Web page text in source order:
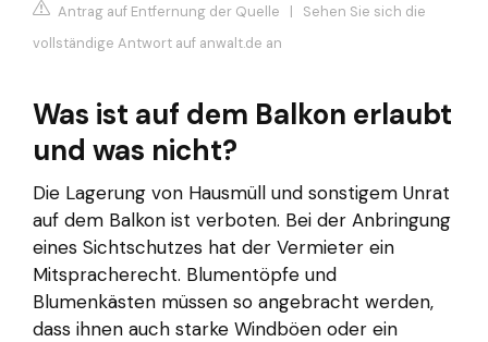
Antrag auf Entfernung der Quelle | Sehen Sie sich die
vollständige Antwort auf anwalt.de an
Was ist auf dem Balkon erlaubt
und was nicht?
Die Lagerung von Hausmüll und sonstigem Unrat
auf dem Balkon ist verboten. Bei der Anbringung
eines Sichtschutzes hat der Vermieter ein
Mitspracherecht. Blumentöpfe und
Blumenkästen müssen so angebracht werden,
dass ihnen auch starke Windböen oder ein